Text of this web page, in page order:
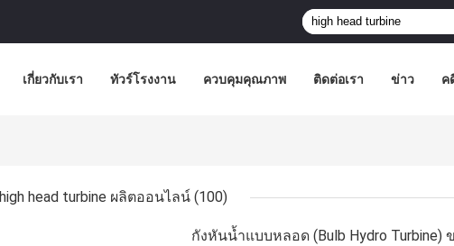
เกี่ยวกับเรา ทัวร์โรงงาน ควบคุมคุณภาพ ติดต่อเรา ข่าว ค
high head turbine ผลิตออนไลน์ (100)
กังหันน้ำแบบหลอด (Bulb Hydro Turbine)